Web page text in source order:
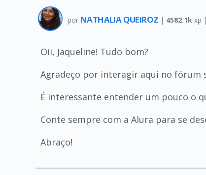
por NATHALIA QUEIROZ | 4582.1k xp |
Oii, Jaqueline! Tudo bom?
Agradeço por interagir aqui no fórum
É interessante entender um pouco o
Conte sempre com a Alura para se
Abraço!